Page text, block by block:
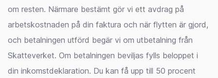
om resten. Närmare bestämt gör vi ett avdrag på
arbetskostnaden på din faktura och när flytten är gjord,
och betalningen utförd begär vi om utbetalning från
Skatteverket. Om betalningen beviljas fylls beloppet i
din inkomstdeklaration. Du kan få upp till 50 procent